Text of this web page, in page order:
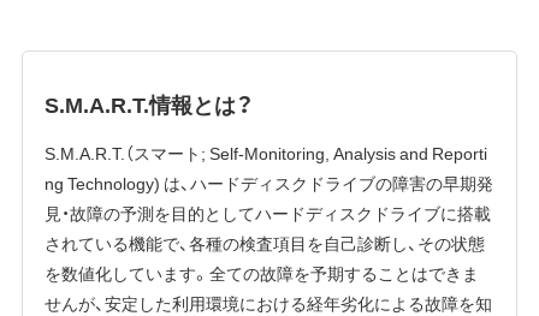
S.M.A.R.T.情報とは？
S.M.A.R.T.（スマート; Self-Monitoring, Analysis and Reporti
ng Technology) は、ハードディスクドライブの障害の早期発
見・故障の予測を目的としてハードディスクドライブに搭載
されている機能で、各種の検査項目を自己診断し、その状態
を数値化しています。全ての故障を予期することはできま
せんが、安定した利用環境における経年劣化による故障を知